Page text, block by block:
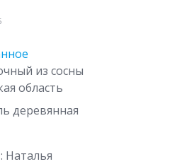
область
деревянная
: Наталья